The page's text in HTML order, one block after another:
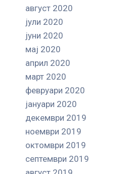
август 2020
јули 2020
јуни 2020
мај 2020
април 2020
март 2020
февруари 2020
јануари 2020
декември 2019
ноември 2019
октомври 2019
септември 2019